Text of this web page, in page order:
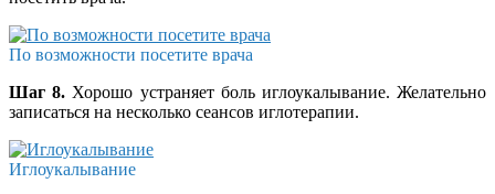
По возможности посетите врача
Шаг 8. Хорошо устраняет боль иглоукалывание. Желательно
записаться на несколько сеансов иглотерапии.
Иглоукалывание